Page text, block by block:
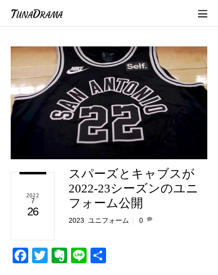
TunaDrama
2022
7
26
スパーズとキャブスが
2022-23シーズンのユニ
フォーム公開
2023 ,ユニフォーム 0
F
T
E
Li